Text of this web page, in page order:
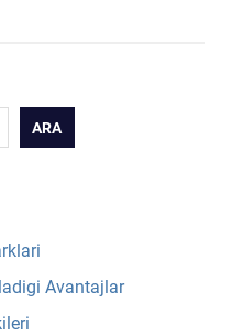
ARA
Avantajlar